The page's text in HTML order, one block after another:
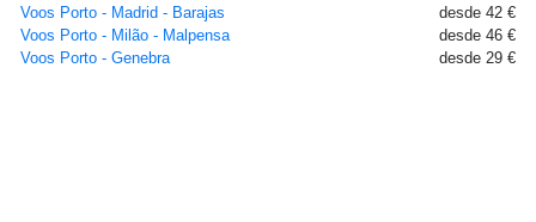
Voos Porto - Madrid - Barajas
desde 42 €
Voos Porto - Milão - Malpensa
desde 46 €
Voos Porto - Genebra
desde 29 €